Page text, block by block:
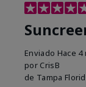
Enviado Hace 4
por CrisB
de Tampa